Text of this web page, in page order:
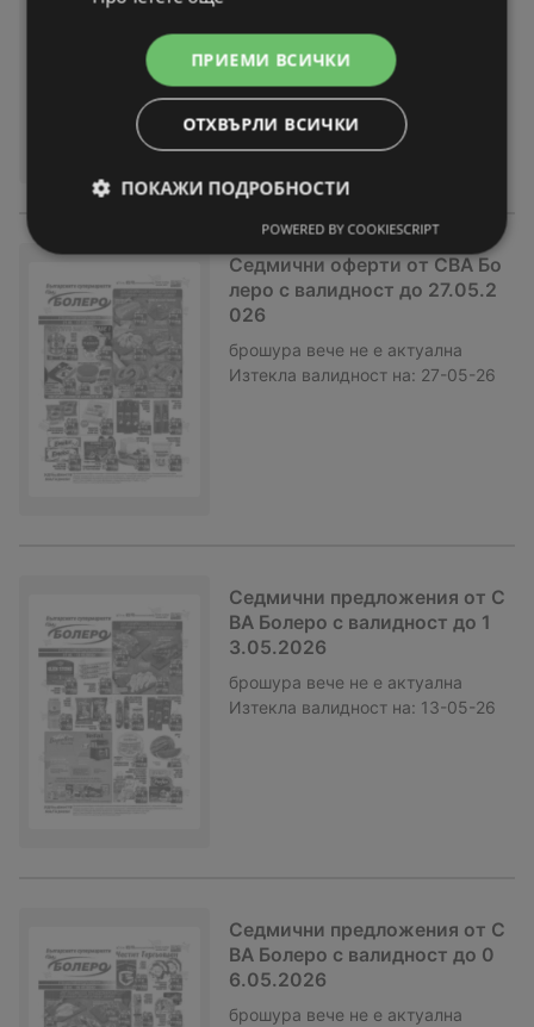
Изтекла валидност на:
Седмични оферти от CBA Бо
леро с валидност до 27.05.2
026
брошура вече не е актуална
Изтекла валидност на: 27-05-26
Седмични предложения от C
BA Болеро с валидност до 1
3.05.2026
брошура вече не е актуална
Изтекла валидност на: 13-05-26
Седмични предложения от C
BA Болеро с валидност до 0
6.05.2026
брошура вече не е актуална
ПРИЕМИ ВСИЧКИ
ОТХВЪРЛИ ВСИЧКИ
ПОКАЖИ ПОДРОБНОСТИ
POWERED BY COOKIESCRIPT